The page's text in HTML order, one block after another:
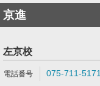
京進
左京校
075-711-5171